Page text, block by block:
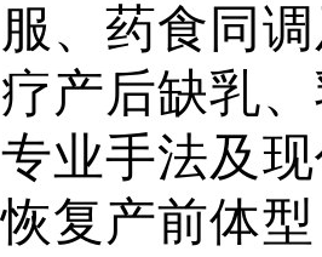
服、药食同
疗产后缺乳
专业手法及
恢复产前体